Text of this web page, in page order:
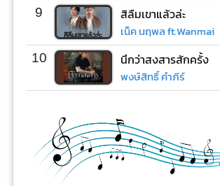
9 สิลืมเขาแล้วล่ะ
เน็ค นฤพล ft.Wanmai
10 นึกว่าสงสารสักครั้ง
พงษ์สิทธิ์ คำภีร์